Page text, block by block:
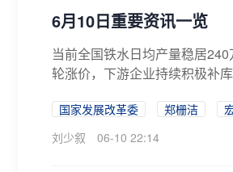
6月10日重要资讯一览
当前全国铁水日均产量稳居
轮涨价，下游企业持续积极补
国家发展改革委 郑栅洁
刘少叙
06-10 22:14